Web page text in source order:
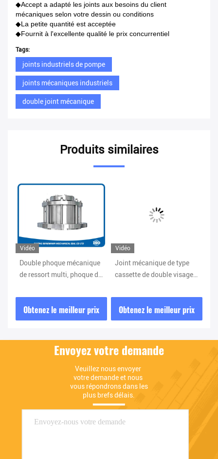
◆Accept a adapté les joints aux besoins du client
mécaniques selon votre dessin ou conditions
◆La petite quantité est acceptée
◆Fournit à l'excellente qualité le prix concurrentiel
Tags:
joints industriels de pompe
joints mécaniques industriels
double joint mécanique
Produits similaires
Vidéo
Double phoque mécanique
de ressort multi, phoque de
Lubricated
Obtenez le meilleur prix
Vidéo
Joint mécanique de type
cassette de double visage
Burgmann Cartex DN
Obtenez le meilleur prix
Envoyez votre demande
Veuillez nous envoyer
votre demande et nous
vous répondrons dans les
plus brefs délais.